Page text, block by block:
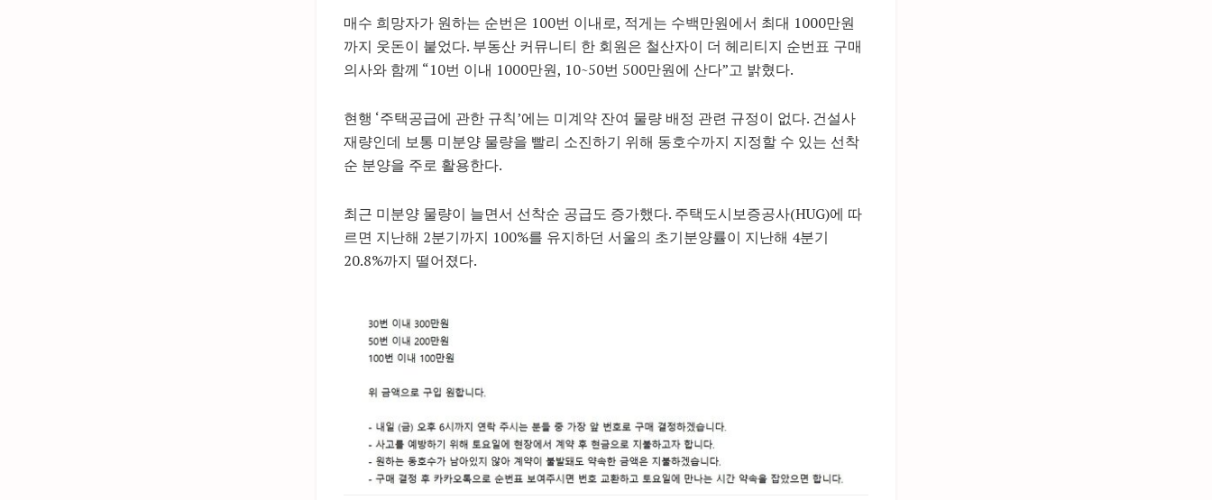
매수 희망자가 원하는 순번은 100번 이내로, 적게는 수백만원에서 최대 1000만원
까지 웃돈이 붙었다. 부동산 커뮤니티 한 회원은 철산자이 더 헤리티지 순번표 구매
의사와 함께 “10번 이내 1000만원, 10~50번 500만원에 산다”고 밝혔다.
현행 ‘주택공급에 관한 규칙’에는 미계약 잔여 물량 배정 관련 규정이 없다. 건설사
재량인데 보통 미분양 물량을 빨리 소진하기 위해 동호수까지 지정할 수 있는 선착
순 분양을 주로 활용한다.
최근 미분양 물량이 늘면서 선착순 공급도 증가했다. 주택도시보증공사(HUG)에 따
르면 지난해 2분기까지 100%를 유지하던 서울의 초기분양률이 지난해 4분기
20.8%까지 떨어졌다.